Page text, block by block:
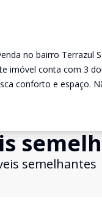
no bairro Terrazul
imóvel conta com 3
conforto e espaço.
semelhantes